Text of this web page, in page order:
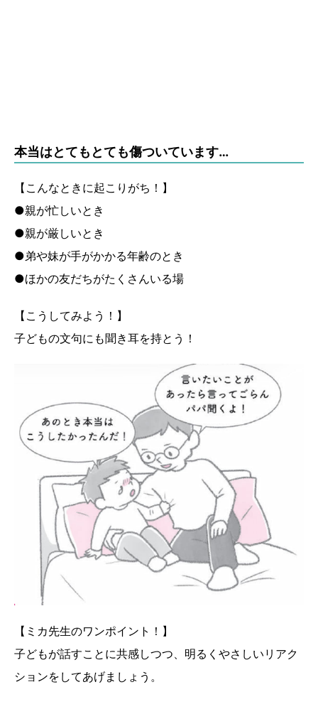
本当はとてもとても傷ついています…
【こんなときに起こりがち！】
●親が忙しいとき
●親が厳しいとき
●弟や妹が手がかかる年齢のとき
●ほかの友だちがたくさんいる場
【こうしてみよう！】
子どもの文句にも聞き耳を持とう！
【ミカ先生のワンポイント！】
子どもが話すことに共感しつつ、明るくやさしいリアク
ションをしてあげましょう。